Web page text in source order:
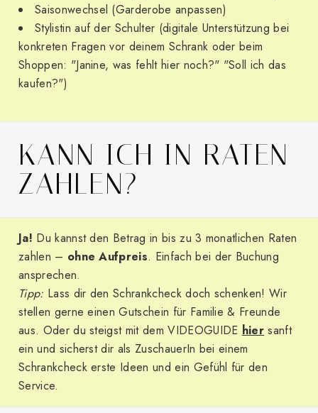
Saisonwechsel (Garderobe anpassen)
Stylistin auf der Schulter (digitale Unterstützung bei
konkreten Fragen vor deinem Schrank oder beim
Shoppen: "Janine, was fehlt hier noch?" "Soll ich das
kaufen?")
KANN ICH IN RATEN
ZAHLEN?
Ja! Du kannst den Betrag in bis zu 3 monatlichen Raten
zahlen – ohne Aufpreis. Einfach bei der Buchung
ansprechen.
Tipp: Lass dir den Schrankcheck doch schenken! Wir
stellen gerne einen Gutschein für Familie & Freunde
aus. Oder du steigst mit demVIDEOGUIDE hier sanft
ein und sicherst dir als ZuschauerIn bei einem
Schrankcheck erste Ideen und ein Gefühl für den
Service.